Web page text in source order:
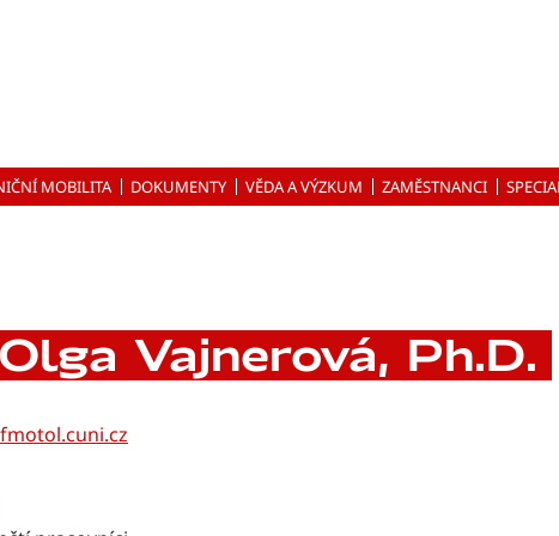
MOBILITA DOKUMENTY VĚDA A VÝZKUM ZAMĚSTNANCI
Vajnerová, Ph.D.